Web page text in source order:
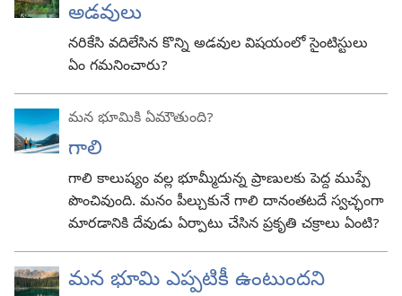
అడవులు
నరికేసి వదిలేసిన కొన్ని అడవుల విషయంలో సైంటిస్టులు
ఏం గమనించారు?
మన భూమికి ఏమౌతుంది?
గాలి
గాలి కాలుష్యం వల్ల భూమ్మీదున్న ప్రాణులకు పెద్ద ముప్పే
పొంచివుంది. మనం పీల్చుకునే గాలి దానంతటదే స్వచ్ఛంగా
మారడానికి దేవుడు ఏర్పాటు చేసిన ప్రకృతి చక్రాలు ఏంటి?
మన భూమి ఎప్పటికీ ఉంటుందని